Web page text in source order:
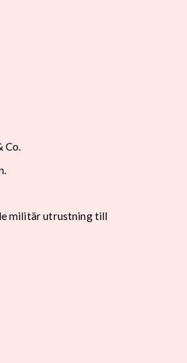
Co.
militär utrustning till